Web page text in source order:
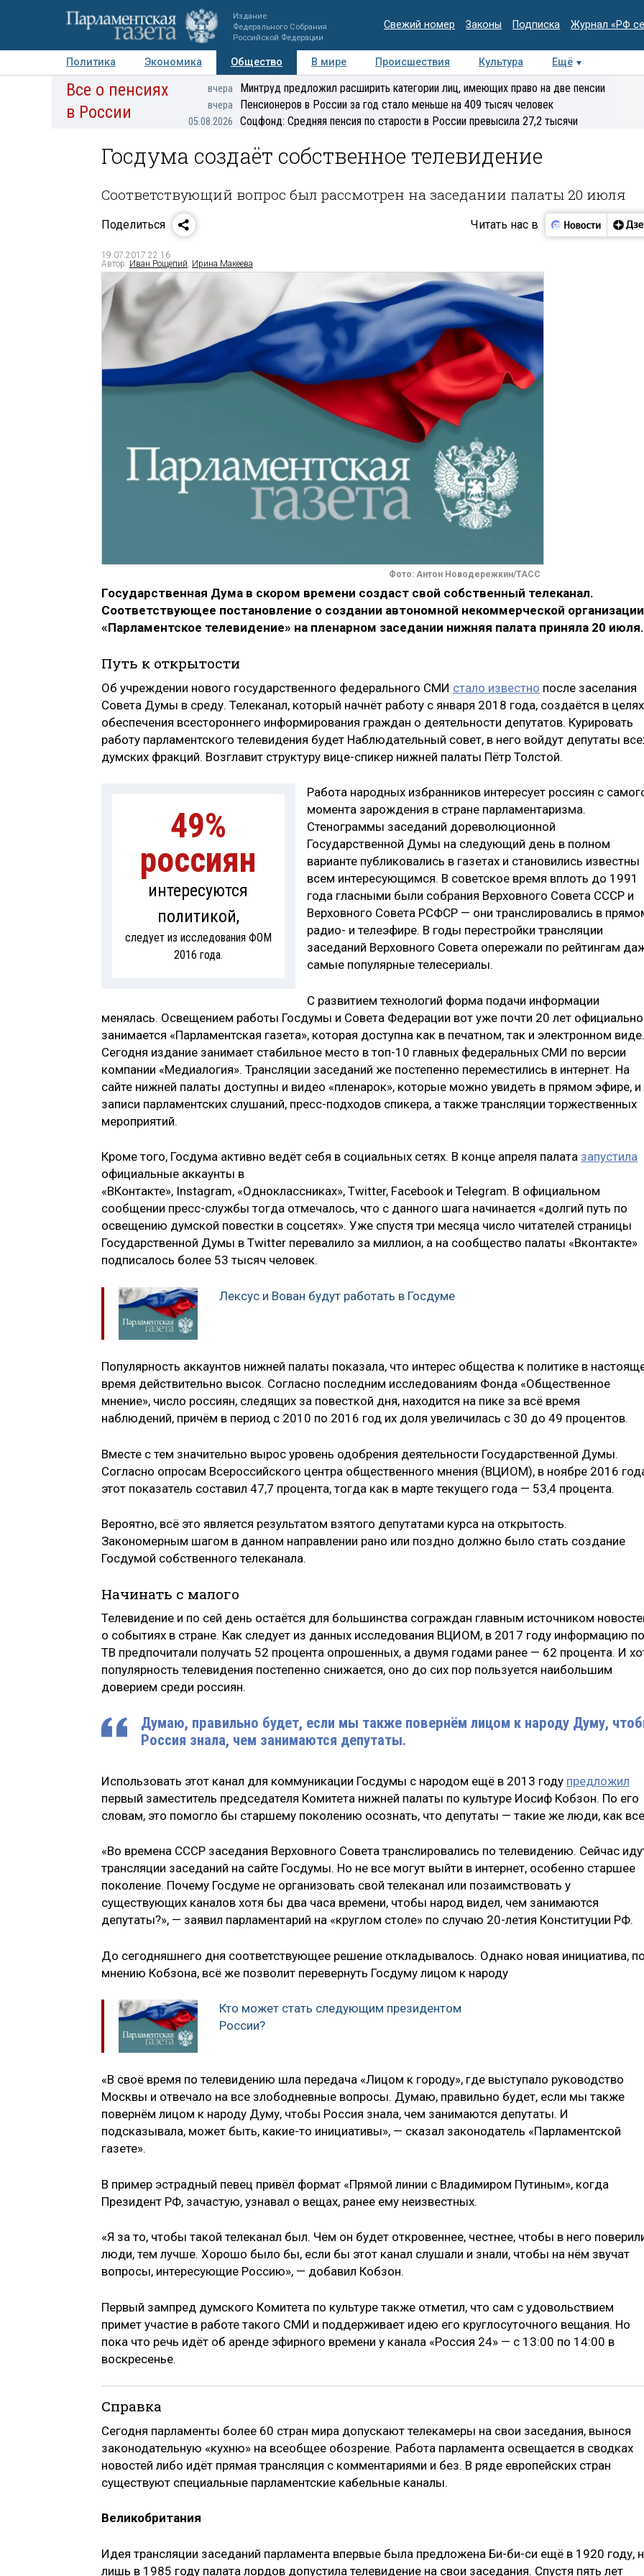
Издание
Федерального Собрания
Российской Федерации
Свежий номер Законы Подписка Журнал «РФ
Политика Экономика Общество В мире Происшествия Культура
Ещё
Авторы Персоны Мнения Регионы Медиацентр Интервью Колумнисты
Все о пенсиях
в России
вчера Минтруд предложил расширить категории лиц, имеющих право на две пенсии
вчера Пенсионеров в России за год стало меньше на 409 тысяч человек
05.08.2026 Соцфонд: Средняя пенсия по старости в России превысила 27,2 тысячи
Госдума создаёт собственное телевидение
Соответствующий вопрос был рассмотрен на заседании палаты 20 июля
Поделиться Читать нас в
19.07.2017 22:16
Автор: Иван Рощепий Ирина Макеева
Фото: Антон Новодережкин/ТАСС
Государственная Дума в скором времени создаст свой собственный телеканал.
Соответствующее постановление о создании автономной некоммерческой организации
«Парламентское телевидение» на пленарном заседании нижняя палата приняла 20
Путь к открытости
Об учреждении нового государственного федерального СМИ стало известно после заселания
Совета Думы в среду. Телеканал, который начнёт работу с января 2018 года, создаётся в целях
обеспечения всестороннего информирования граждан о деятельности депутатов. Курировать
работу парламентского телевидения будет Наблюдательный совет, в него войдут депутаты
думских фракций. Возглавит структуру вице-спикер нижней палаты Пётр Толстой.
49%
россиян
интересуются
политикой,
следует из исследования ФОМ
2016 года.
Работа народных избранников интересует россиян с
момента зарождения в стране парламентаризма.
Стенограммы заседаний дореволюционной
Государственной Думы на следующий день в полном
варианте публиковались в газетах и становились известны
всем интересующимся. В советское время вплоть до 1991
года гласными были собрания Верховного Совета СССР и
Верховного Совета РСФСР — они транслировались в
радио- и телеэфире. В годы перестройки трансляции
заседаний Верховного Совета опережали по рейтингам
самые популярные телесериалы.
С развитием технологий форма подачи информации
менялась. Освещением работы Госдумы и Совета Федерации вот уже почти 20 лет официально
занимается «Парламентская газета», которая доступна как в печатном, так и электронном виде.
Сегодня издание занимает стабильное место в топ-10 главных федеральных СМИ по версии
компании «Медиалогия». Трансляции заседаний же постепенно переместились в интернет. На
сайте нижней палаты доступны и видео «пленарок», которые можно увидеть в прямом эфире, и
записи парламентских слушаний, пресс-подходов спикера, а также трансляции торжественных
мероприятий.
Кроме того, Госдума активно ведёт себя в социальных сетях. В конце апреля палата запустила
официальные аккаунты в
«ВКонтакте», Instagram, «Одноклассниках», Twitter, Facebook и Telegram. В официальном
сообщении пресс-службы тогда отмечалось, что с данного шага начинается «долгий путь по
освещению думской повестки в соцсетях». Уже спустя три месяца число читателей страницы
Государственной Думы в Twitter перевалило за миллион, а на сообщество палаты «Вконтакте»
подписалось более 53 тысяч человек.
Лексус и Вован будут работать в Госдуме
Популярность аккаунтов нижней палаты показала, что интерес общества к политике в
время действительно высок. Согласно последним исследованиям Фонда «Общественное
мнение», число россиян, следящих за повесткой дня, находится на пике за всё время
наблюдений, причём в период с 2010 по 2016 год их доля увеличилась с 30 до 49 процентов.
Вместе с тем значительно вырос уровень одобрения деятельности Государственной Думы.
Согласно опросам Всероссийского центра общественного мнения (ВЦИОМ), в ноябре 2016
этот показатель составил 47,7 процента, тогда как в марте текущего года — 53,4 процента.
Вероятно, всё это является результатом взятого депутатами курса на открытость.
Закономерным шагом в данном направлении рано или поздно должно было стать создание
Госдумой собственного телеканала.
Начинать с малого
Телевидение и по сей день остаётся для большинства сограждан главным источником
о событиях в стране. Как следует из данных исследования ВЦИОМ, в 2017 году информацию по
ТВ предпочитали получать 52 процента опрошенных, а двумя годами ранее — 62 процента. И
популярность телевидения постепенно снижается, оно до сих пор пользуется наибольшим
доверием среди россиян.
Думаю, правильно будет, если мы также повернём лицом к народу Думу,
Россия знала, чем занимаются депутаты.
Использовать этот канал для коммуникации Госдумы с народом ещё в 2013 году предложил
первый заместитель председателя Комитета нижней палаты по культуре Иосиф Кобзон. По его
словам, это помогло бы старшему поколению осознать, что депутаты — такие же люди, как
«Во времена СССР заседания Верховного Совета транслировались по телевидению. Сейчас
трансляции заседаний на сайте Госдумы. Но не все могут выйти в интернет, особенно старшее
поколение. Почему Госдуме не организовать свой телеканал или позаимствовать у
существующих каналов хотя бы два часа времени, чтобы народ видел, чем занимаются
депутаты?», — заявил парламентарий на «круглом столе» по случаю 20-летия Конституции РФ.
До сегодняшнего дня соответствующее решение откладывалось. Однако новая инициатива,
мнению Кобзона, всё же позволит перевернуть Госдуму лицом к народу
Кто может стать следующим президентом
России?
«В своё время по телевидению шла передача «Лицом к городу», где выступало руководство
Москвы и отвечало на все злободневные вопросы. Думаю, правильно будет, если мы также
повернём лицом к народу Думу, чтобы Россия знала, чем занимаются депутаты. И
подсказывала, может быть, какие-то инициативы», — сказал законодатель «Парламентской
газете».
В пример эстрадный певец привёл формат «Прямой линии с Владимиром Путиным», когда
Президент РФ, зачастую, узнавал о вещах, ранее ему неизвестных.
«Я за то, чтобы такой телеканал был. Чем он будет откровеннее, честнее, чтобы в него
люди, тем лучше. Хорошо было бы, если бы этот канал слушали и знали, чтобы на нём звучат
вопросы, интересующие Россию», — добавил Кобзон.
Первый зампред думского Комитета по культуре также отметил, что сам с удовольствием
примет участие в работе такого СМИ и поддерживает идею его круглосуточного вещания. Но
пока что речь идёт об аренде эфирного времени у канала «Россия 24» — с 13:00 по 14:00 в
воскресенье.
Справка
Сегодня парламенты более 60 стран мира допускают телекамеры на свои заседания, вынося
законодательную «кухню» на всеобщее обозрение. Работа парламента освещается в сводках
новостей либо идёт прямая трансляция с комментариями и без. В ряде европейских стран
существуют специальные парламентские кабельные каналы.
Великобритания
Идея трансляции заседаний парламента впервые была предложена Би-би-си ещё в 1920 году,
лишь в 1985 году палата лордов допустила телевидение на свои заседания. Спустя пять лет